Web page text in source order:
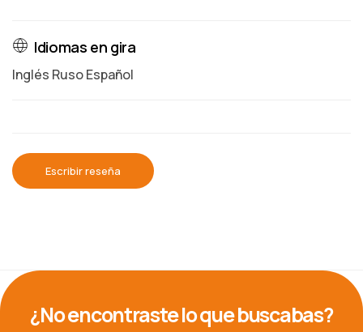
Idiomas en gira
Inglés Ruso Español
Escribir reseña
¿No encontraste lo que buscabas?